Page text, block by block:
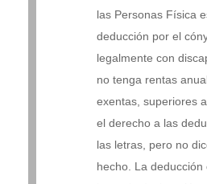
las Personas Física
deducción por el
legalmente con
no tenga rentas
exentas, superiores
el derecho a las
las letras, pero no
hecho. La